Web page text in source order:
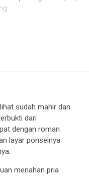
sudah mahir dan
dari
dengan roman
layar ponselnya
menahan pria